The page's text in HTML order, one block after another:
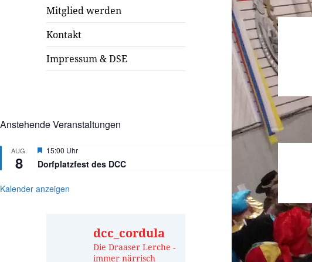
Mitglied werden
Kontakt
Impressum & DSE
Anstehende Veranstaltungen
AUG.
8
Hervorgehoben
15:00 Uhr
Dorfplatzfest des DCC
Kalender anzeigen
dcc_cordula
Die Draaser Lerche -
immer närrisch